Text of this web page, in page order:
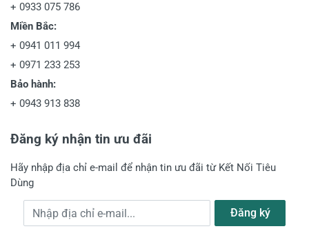
+ 0933 075 786
Miền Bắc:
+ 0941 011 994
+ 0971 233 253
Bảo hành:
+ 0943 913 838
Đăng ký nhận tin ưu đãi
Hãy nhập địa chỉ e-mail để nhận tin ưu đãi từ Kết Nối Tiêu
Dùng
Địa chỉ e-mail Đăng ký